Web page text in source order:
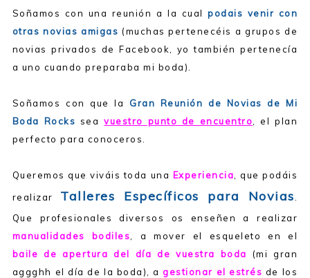
Soñamos con una reunión a la cualpodais venir con
otras novias amigas (muchas pertenecéis a grupos de
novias privados de Facebook, yo también pertenecía
a uno cuando preparaba mi boda).
Soñamos con que laGran Reunión de Novias de Mi
Boda Rocks seavuestro punto de encuentro, el plan
perfecto para conoceros.
Queremos que viváis toda una Experiencia, que podáis
realizar Talleres Específicos para Novias.
Que profesionales diversos os enseñen a realizar
manualidades bodiles, a mover el esqueleto en el
baile de apertura del día de vuestra boda
(mi gran
aggghh el día de la boda), agestionar el estrés de los